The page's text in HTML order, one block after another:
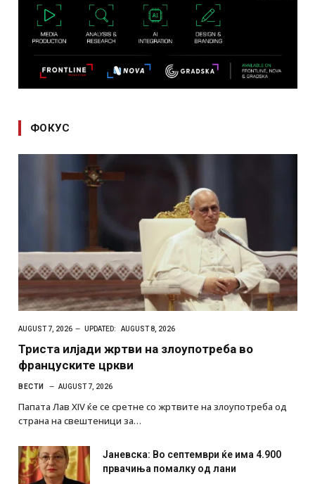
ФОКУС
AUGUST 7, 2026 UPDATED: AUGUST 8, 2026
Триста илјади жртви на злоупотреба во
француските цркви
ВЕСТИ AUGUST 7, 2026
Папата Лав XIV ќе се сретне со жртвите на злоупотреба од
страна на свештеници за…
Јаневска: Во септември ќе има 4.900
првачиња помалку од лани